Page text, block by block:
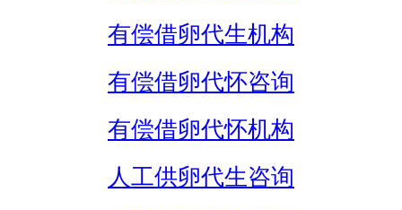
有偿借卵代生机构
有偿借卵代怀咨询
有偿借卵代怀机构
人工供卵代生咨询